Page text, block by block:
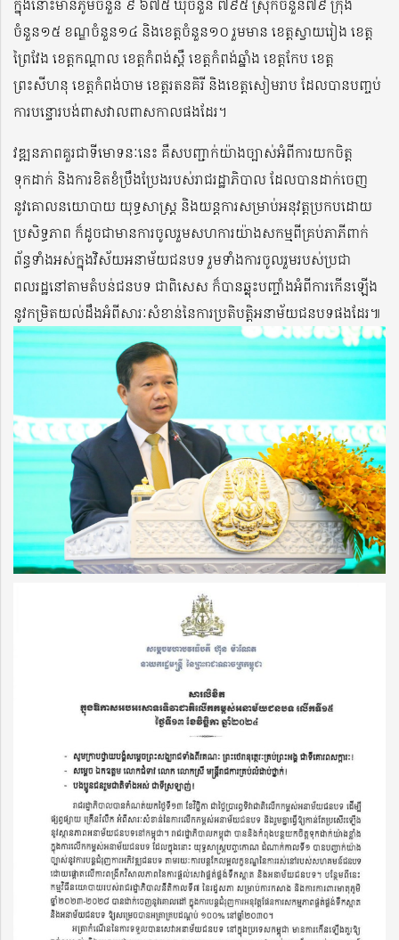
ក្នុងនោះមានភូមិចំនួន ៩ ៦៧៥ ឃុំចំនួន ៧៩៥ ស្រុកចំនួន៧៩ ក្រុង
ចំនួន១៥ ខណ្ឌចំនួន១៤ និងខេត្តចំនួន១០ រួមមាន ខេត្តស្វាយរៀង ខេត្ត
ព្រៃវែង ខេត្តកណ្តាល ខេត្តកំពង់ស្ពឺ ខេត្តកំពង់ឆ្នាំង ខេត្តកែប ខេត្ត
ព្រះសីហនុ ខេត្តកំពង់ចាម ខេត្តរតនគិរី និងខេត្តសៀមរាប ដែលបានបញ្ចប់
ការបន្ទោរបង់ពាសវាលពាសកាលផងដែរ។
វឌ្ឍនភាពគួរជាទីមោទនៈនេះ គឺសបញ្ជាក់យ៉ាងច្បាស់អំពីការយកចិត្ត
ទុកដាក់ និងការខិតខំប្រឹងប្រែងរបស់រាជរដ្ឋាភិបាល ដែលបានដាក់ចេញ
នូវគោលនយោបាយ យុទ្ធសាស្រ្ត និងយន្តការសម្រាប់អនុវត្តប្រកបដោយ
ប្រសិទ្ធភាព ក៏ដូចជាមានការចូលរួមសហការយ៉ាងសកម្មពីគ្រប់ភាភីពាក់
ព័ន្ធទាំងអស់ក្នុងវិស័យអនាម័យជនបទ រួមទាំងការចូលរួមរបស់ប្រជា
ពលរដ្ឋនៅតាមតំបន់ជនបទ ជាពិសេស ក៏បានឆ្លុះបញ្ចាំងអំពីការកើនឡើង
នូវកម្រិតយល់ដឹងអំពីសារៈសំខាន់នៃការប្រតិបត្តិអនាម័យជនបទផងដែរ៕